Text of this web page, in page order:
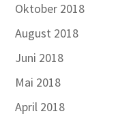
Oktober 2018
August 2018
Juni 2018
Mai 2018
April 2018